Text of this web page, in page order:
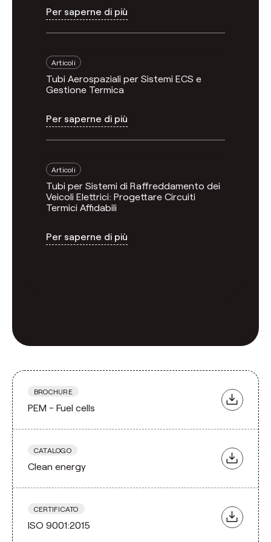
Per saperne di più
Articoli
Tubi Aerospaziali per Sistemi ECS e
Gestione Termica
Per saperne di più
Articoli
Tubi per Sistemi di Raffreddamento dei
Veicoli Elettrici: Progettare Circuiti
Termici Affidabili
Per saperne di più
BROCHURE
PEM - Fuel cells
CATALOGO
Clean energy
CERTIFICATO
ISO 9001:2015